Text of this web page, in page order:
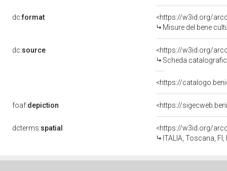
dc:format
<https://w3id.org/
Misure del bene
dc:source
<https://w3id.org/
Scheda
<https://
foaf:depiction <https://
dcterms:spatial
<https://w3id.org/
ITALIA, Toscana,